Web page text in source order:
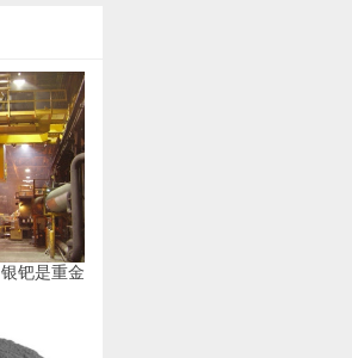
钯是重金